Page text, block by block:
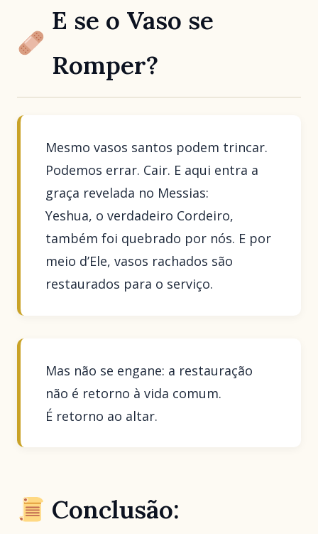
E se o Vaso se
Romper?
Mesmo vasos santos podem trincar.
Podemos errar. Cair. E aqui entra a
graça revelada no Messias:
Yeshua, o verdadeiro Cordeiro,
também foi quebrado por nós. E por
meio d’Ele, vasos rachados são
restaurados para o serviço.
Mas não se engane: a restauração
não é retorno à vida comum.
É retorno ao altar.
Conclusão: